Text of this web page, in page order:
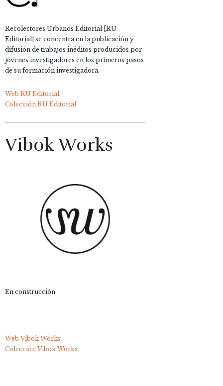
Recolectores Urbanos Editorial [RU
Editorial] se concentra en la publicación y
difusión de trabajos inéditos producidos por
jóvenes investigadores en los primeros pasos
de su formación investigadora.
Web RU Editorial
Colección RU Editorial
Vibok Works
En construcción.
Web Vibok Works
Colección Vibok Works